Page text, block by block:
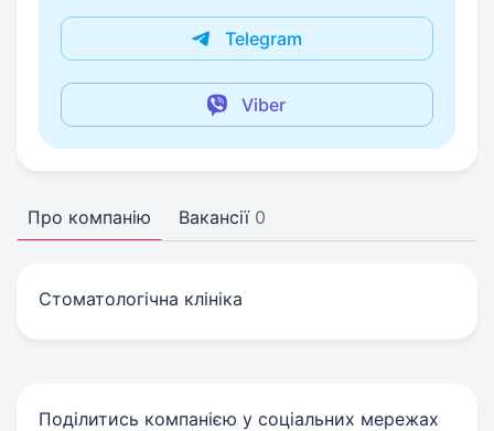
Telegram
Viber
Про компанію Вакансії 0
Стоматологічна клініка
Поділитись компанією у соціальних мережах